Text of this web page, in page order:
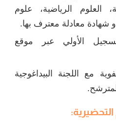
العلوم الرياضية، علوم
شهادة معادلة معترف بها.
الأولي عبر موقع
مع اللجنة البيداغوجية
: